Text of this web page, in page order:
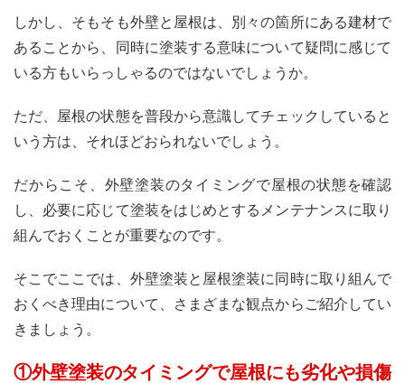
しかし、そもそも外壁と屋根は、別々の箇所にある建材で
あることから、同時に塗装する意味について疑問に感じて
いる方もいらっしゃるのではないでしょうか。
ただ、屋根の状態を普段から意識してチェックしていると
いう方は、それほどおられないでしょう。
だからこそ、外壁塗装のタイミングで屋根の状態を確認
し、必要に応じて塗装をはじめとするメンテナンスに取り
組んでおくことが重要なのです。
そこでここでは、外壁塗装と屋根塗装に同時に取り組んで
おくべき理由について、さまざまな観点からご紹介してい
きましょう。
①外壁塗装のタイミングで屋根にも劣化や損傷